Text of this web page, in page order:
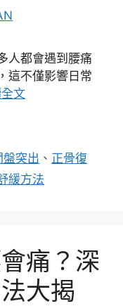
人都會遇到腰痛
這不僅影響日常
文
盤突出 、 正骨復
緩方法
痛？深
大揭